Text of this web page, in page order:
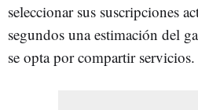
seleccionar sus suscripciones
segundos una estimación del
se opta por compartir servicios.